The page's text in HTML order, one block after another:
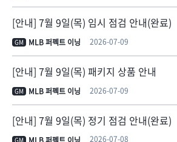
[안내] 7월 9일(목) 임시 점검 안내(완료)
GM MLB 퍼펙트 이닝 2026-07-09
[안내] 7월 9일(목) 패키지 상품 안내
GM MLB 퍼펙트 이닝 2026-07-09
[안내] 7월 9일(목) 정기 점검 안내(완료)
GM 2026-07-08